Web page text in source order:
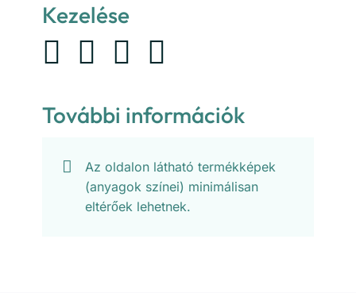
Kezelése
További információk
Az oldalon látható termékképek
(anyagok színei) minimálisan
eltérőek lehetnek.